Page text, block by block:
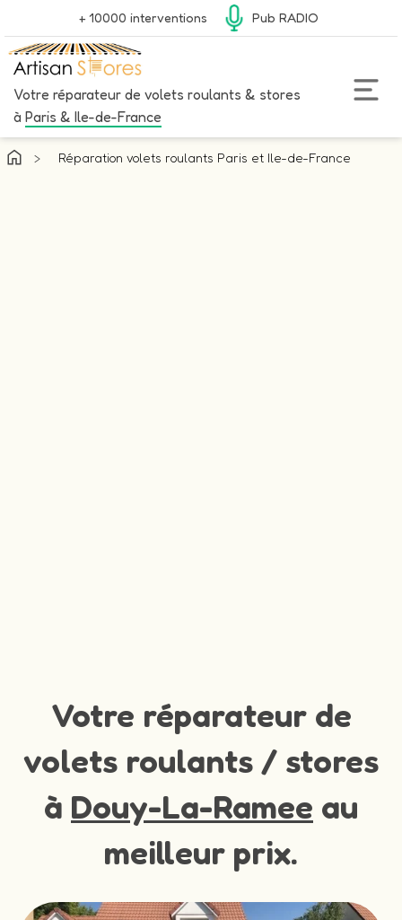
+ 10000 interventions Pub RADIO
Votre réparateur de volets roulants & stores
à Paris & Ile-de-France
> Réparation volets roulants Paris et Ile-de-France
Votre réparateur de
volets roulants / stores
à Douy-La-Ramee au
meilleur prix.